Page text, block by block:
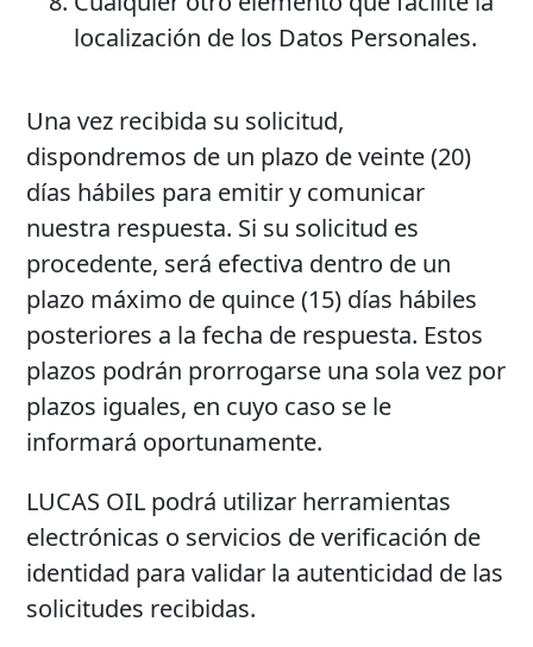
localización de los Datos Personales.
Una vez recibida su solicitud,
dispondremos de un plazo de veinte (20)
días hábiles para emitir y comunicar
nuestra respuesta. Si su solicitud es
procedente, será efectiva dentro de un
plazo máximo de quince (15) días hábiles
posteriores a la fecha de respuesta. Estos
plazos podrán prorrogarse una sola vez por
plazos iguales, en cuyo caso se le
informará oportunamente.
LUCAS OIL podrá utilizar herramientas
electrónicas o servicios de verificación de
identidad para validar la autenticidad de las
solicitudes recibidas.